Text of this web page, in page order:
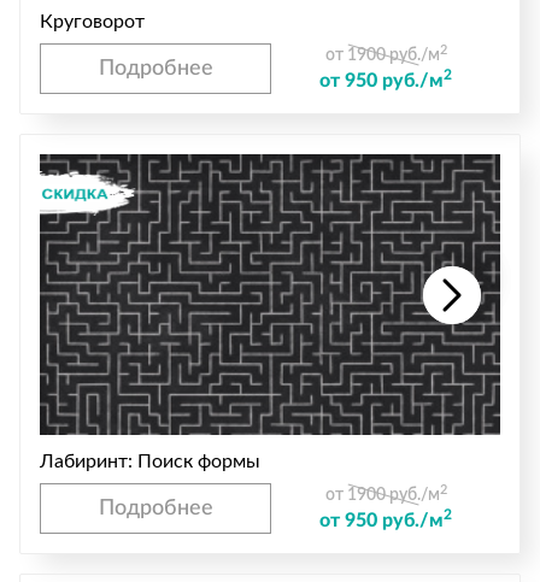
Круговорот
Подробнее
от 1900 руб./м 2
от 950 руб./м2
Лабиринт: Поиск формы
Подробнее
от 1900 руб./м 2
от 950 руб./м2